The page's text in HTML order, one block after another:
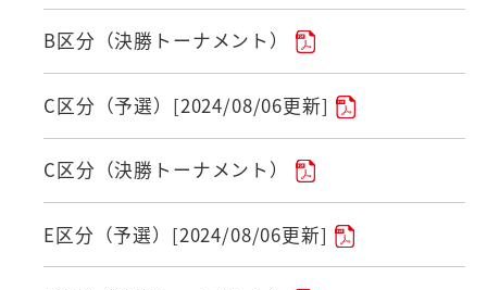
B区分（決勝トーナメント）
C区分（予選）[2024/08/06更新]
C区分（決勝トーナメント）
E区分（予選）[2024/08/06更新]